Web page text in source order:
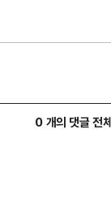
0 개의 댓글 전